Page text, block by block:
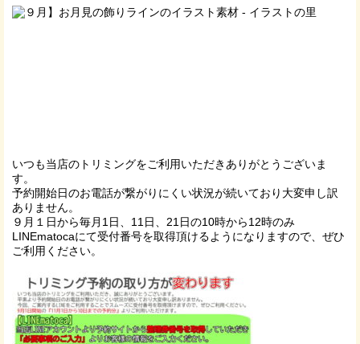
いつも当店のトリミングをご利用いただきありがとうございま
す。
予約開始日のお電話が繋がりにくい状況が続いており大変申し訳
ありません。
９月１日から毎月1日、11日、21日の10時から12時のみ
LINEmatocaにて受付番号を取得頂けるようになりますので、ぜひ
ご利用ください。